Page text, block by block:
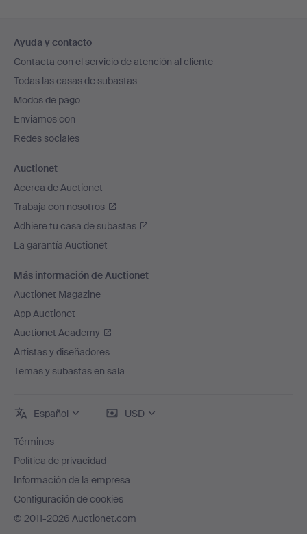
en
el
pie
de
página
Ayuda y contacto
Contacta con el servicio de atención al cliente
Todas las casas de subastas
Modos de pago
Enviamos con
Redes sociales
Auctionet
Acerca de Auctionet
Trabaja con nosotros
Adhiere tu casa de subastas
La garantía Auctionet
Más información de Auctionet
Auctionet Magazine
App Auctionet
Auctionet Academy
Artistas y diseñadores
Temas y subastas en sala
Español USD
Términos
Política de privacidad
Información de la empresa
Configuración de cookies
© 2011-2026 Auctionet.com